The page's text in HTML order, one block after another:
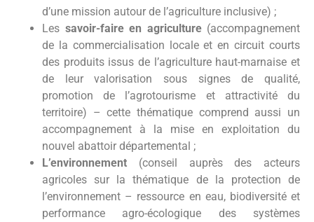
d’une mission autour de l’agriculture inclusive) ;
Les savoir-faire en agriculture(accompagnement
de la commercialisation locale et en circuit courts
des produits issus de l’agriculture haut-marnaise et
de leur valorisation sous signes de qualité,
promotion de l’agrotourisme et attractivité du
territoire) – cette thématique comprend aussi un
accompagnement à la mise en exploitation du
nouvel abattoir départemental ;
L’environnement (conseil auprès des acteurs
agricoles sur la thématique de la protection de
l’environnement – ressource en eau, biodiversité et
performance agro-écologique des systèmes